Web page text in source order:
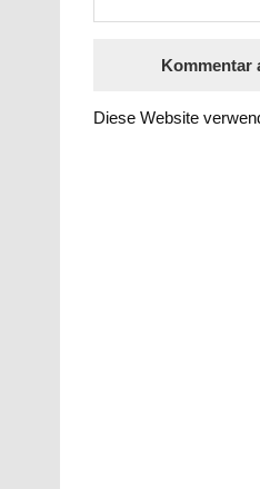
Diese Website